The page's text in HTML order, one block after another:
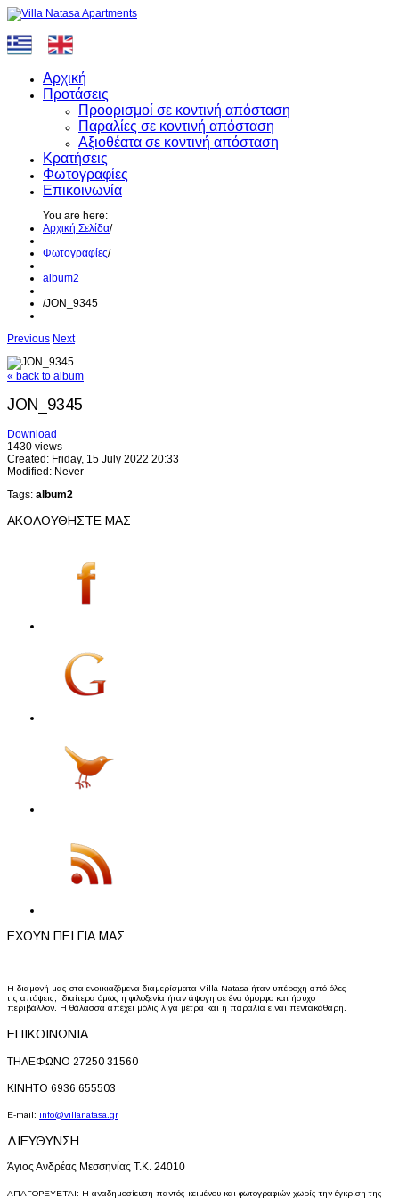
Αρχική
Προτάσεις
Προορισμοί σε κοντινή απόσταση
Παραλίες σε κοντινή απόσταση
Αξιοθέατα σε κοντινή απόσταση
Κρατήσεις
Φωτογραφίες
Επικοινωνία
You are here:
Αρχική Σελίδα/
Φωτογραφίες/
album2
/JON_9345
Previous Next
« back to album
JON_9345
Download
1430 views
Created: Friday, 15 July 2022 20:33
Modified: Never
Tags: album2
ΑΚΟΛΟΥΘΗΣΤΕ ΜΑΣ
ΕΧΟΥΝ ΠΕΙ ΓΙΑ ΜΑΣ
Η διαμονή μας στα ενοικιαζόμενα διαμερίσματα Villa Natasa ήταν υπέροχη από όλες
τις απόψεις, ιδιαίτερα όμως η φιλοξενία ήταν άψογη σε ένα όμορφο και ήσυχο
περιβάλλον. Η θάλασσα απέχει μόλις λίγα μέτρα και η παραλία είναι πεντακάθαρη.
ΕΠΙΚΟΙΝΩΝΙΑ
ΤΗΛΕΦΩΝΟ 27250 31560
ΚΙΝΗΤΟ 6936 655503
E-mail: info@villanatasa.gr
ΔΙΕΥΘΥΝΣΗ
Άγιος Ανδρέας Μεσσηνίας Τ.Κ. 24010
ΑΠΑΓΟΡΕΥΕΤΑΙ: Η αναδημοσίευση παντός κειμένου και φωτογραφιών χωρίς την έγκριση της